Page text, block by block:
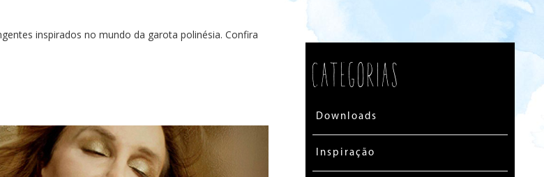
inspirados no mundo da garota polinésia. Confira
Categorias
Downloads
Inspiração